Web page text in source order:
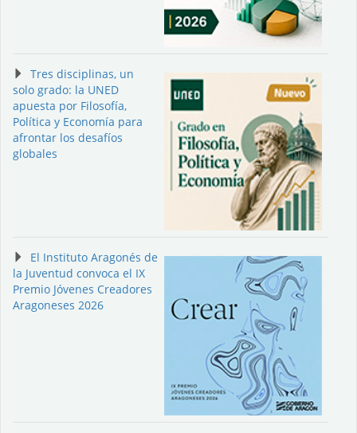
Tres disciplinas, un
solo grado: la UNED
apuesta por Filosofía,
Política y Economía para
afrontar los desafíos
globales
El Instituto Aragonés de
la Juventud convoca el IX
Premio Jóvenes Creadores
Aragoneses 2026